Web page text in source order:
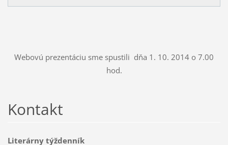
Webovú prezentáciu sme spustili dňa 1. 10. 2014 o 7.00
hod.
Kontakt
Literárny týždenník